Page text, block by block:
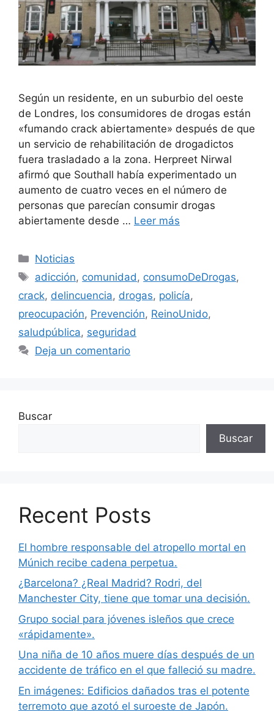
Según un residente, en un suburbio del oeste
de Londres, los consumidores de drogas están
«fumando crack abiertamente» después de que
un servicio de rehabilitación de drogadictos
fuera trasladado a la zona. Herpreet Nirwal
afirmó que Southall había experimentado un
aumento de cuatro veces en el número de
personas que parecían consumir drogas
abiertamente desde … Leer más
Categorías
Noticias
Etiquetas
adicción, comunidad , consumoDeDrogas,
crack, delincuencia, drogas, policía,
preocupación, Prevención, ReinoUnido,
saludpública, seguridad
Deja un comentario
Buscar
Buscar
Recent Posts
El hombre responsable del atropello mortal en
Múnich recibe cadena perpetua.
¿Barcelona? ¿Real Madrid? Rodri, del
Manchester City, tiene que tomar una decisión.
Grupo social para jóvenes isleños que crece
«rápidamente».
Una niña de 10 años muere días después de un
accidente de tráfico en el que falleció su madre.
En imágenes: Edificios dañados tras el potente
terremoto que azotó el suroeste de Japón.